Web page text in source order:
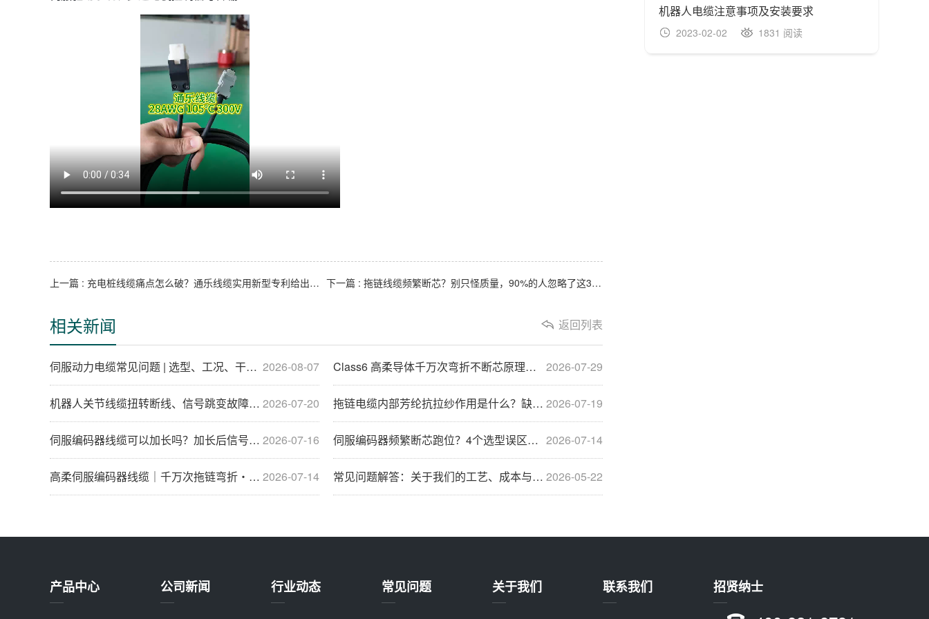
上一篇 : 充电桩线缆痛点怎么破？通乐线缆实用新型专利给出高效解决方案 下一篇 : 拖链线缆频繁断芯？别只怪质量，90%的人忽略了这3个设计匹配错误
返回列表
相关新闻
2026-08-07
伺服动力电缆常见问题 | 选型、工况、干扰解决方案 FAQ 2026-07-29
Class6 高柔导体千万次弯折不断芯原理｜IEC60228 高柔性拖链电缆抗疲劳技术
2026-07-20
机器人关节线缆扭转断线、信号跳变故障根源分析与全套整改方案 2026-07-19
拖链电缆内部芳纶抗拉纱作用是什么？缺少会有哪些故障？
2026-07-16
伺服编码器线缆可以加长吗？加长后信号衰减完美解决方案 2026-07-14
伺服编码器频繁断芯跑位？4个选型误区全面规避
2026-07-14
高柔伺服编码器线缆｜千万次拖链弯折・差分信号零失真・工业自动化专用屏蔽信号线 2026-05-22
常见问题解答：关于我们的工艺、成本与品质
机器人电缆注意事项及安装要求
2023-02-02 1831 阅读
产品中心 公司新闻 行业动态 常见问题 关于我们 联系我们 招贤纳士